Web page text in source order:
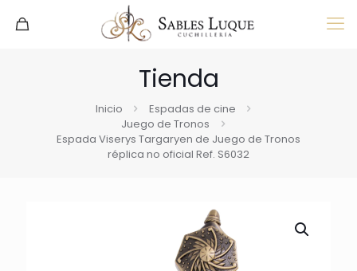
Tienda
Inicio
Espadas de cine
Juego de Tronos
Espada Viserys Targaryen de Juego de Tronos
réplica no oficial Ref. S6032